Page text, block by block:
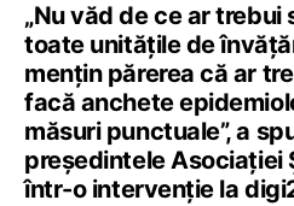
„Nu văd de ce ar trebui
toate unitățile de
mențin părerea că ar
facă anchete
măsuri punctuale”, a
președintele Asociației
într-o intervenție la